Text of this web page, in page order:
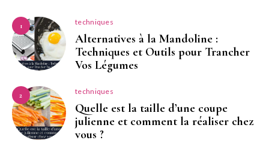
1 techniques
Alternatives à la Mandoline :
Techniques et Outils pour Trancher
Vos Légumes
2 techniques
Quelle est la taille d’une coupe
julienne et comment la réaliser chez
vous ?